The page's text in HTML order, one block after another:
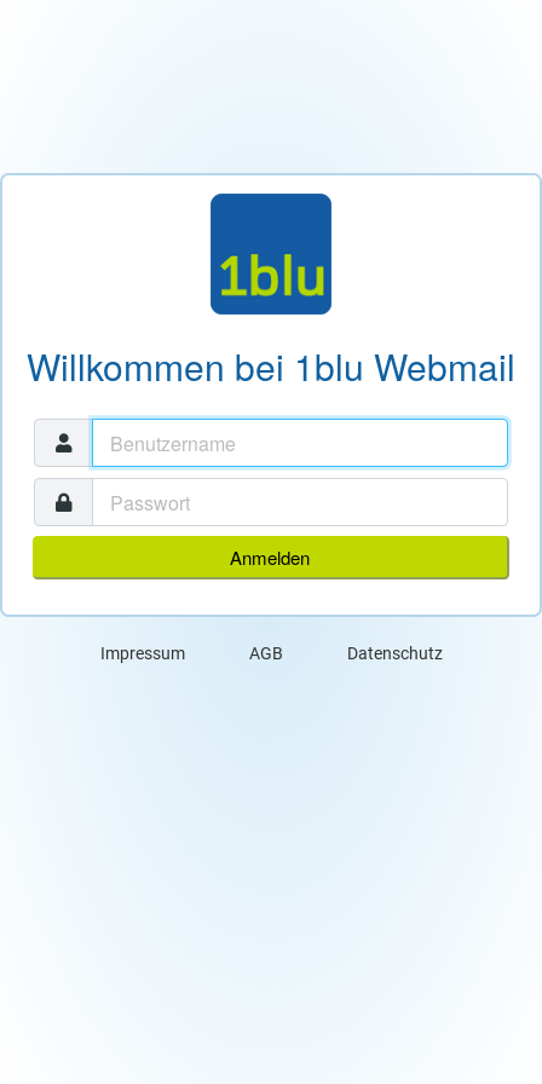
Willkommen bei 1blu Webmail
Anmelden
Impressum AGB Datenschutz